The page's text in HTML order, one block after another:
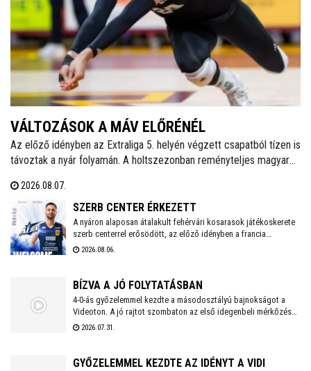
VÁLTOZÁSOK A MÁV ELŐRÉNÉL
Az előző idényben az Extraliga 5. helyén végzett csapatból tízen is
távoztak a nyár folyamán. A holtszezonban reményteljes magyar
erősödött az együttes, melynek szakmai munkájáért a 2026/2027-
es évadban is Kaszap Tamás felel.
2026.08.07.
SZERB CENTER ÉRKEZETT
A nyáron alaposan átalakult fehérvári kosarasok játékoskerete
szerb centerrel erősödött, az előző idényben a francia
másodosztályban kosárlabdázó Mladen Vujics érkezik a
csapat munkáját.
2026.08.06.
BÍZVA A JÓ FOLYTATÁSBAN
4-0-ás győzelemmel kezdte a másodosztályú bajnokságot a
Videoton. A jó rajtot szombaton az első idegenbeli mérkőzés
követi, a tavaly még NB I-es Kazincbarcika otthonában.
2026.07.31.
GYŐZELEMMEL KEZDTE AZ IDÉNYT A VIDI